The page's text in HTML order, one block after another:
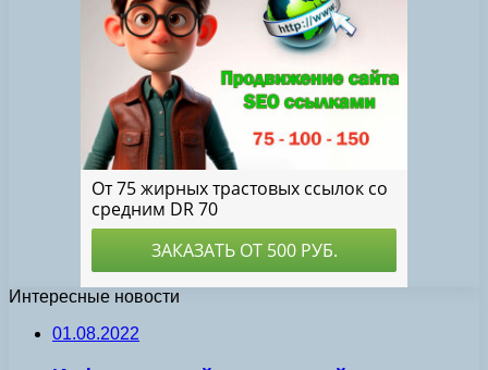
Интересные новости
01.08.2022